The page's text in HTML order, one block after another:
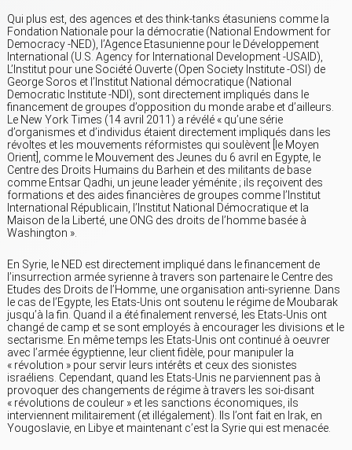
Qui plus est, des agences et des think-tanks étasuniens comme la
Fondation Nationale pour la démocratie (National Endowment for
Democracy -NED), l’Agence Etasunienne pour le Développement
International (U.S. Agency for International Development -USAID),
L’Institut pour une Société Ouverte (Open Society Institute -OSI) de
George Soros et l’Institut National démocratique (National
Democratic Institute -NDI), sont directement impliqués dans le
financement de groupes d’opposition du monde arabe et d’ailleurs.
Le New York Times (14 avril 2011) a révélé « qu’une série
d’organismes et d’individus étaient directement impliqués dans les
révoltes et les mouvements réformistes qui soulèvent [le Moyen
Orient], comme le Mouvement des Jeunes du 6 avril en Egypte, le
Centre des Droits Humains du Barhein et des militants de base
comme Entsar Qadhi, un jeune leader yéménite ; ils reçoivent des
formations et des aides financières de groupes comme l’Institut
International Républicain, l’Institut National Démocratique et la
Maison de la Liberté, une ONG des droits de l’homme basée à
Washington ».
En Syrie, le NED est directement impliqué dans le financement de
l’insurrection armée syrienne à travers son partenaire le Centre des
Etudes des Droits de l’Homme, une organisation anti-syrienne. Dans
le cas de l’Egypte, les Etats-Unis ont soutenu le régime de Moubarak
jusqu’à la fin. Quand il a été finalement renversé, les Etats-Unis ont
changé de camp et se sont employés à encourager les divisions et le
sectarisme. En même temps les Etats-Unis ont continué à oeuvrer
avec l’armée égyptienne, leur client fidèle, pour manipuler la
« révolution » pour servir leurs intérêts et ceux des sionistes
israéliens. Cependant, quand les Etats-Unis ne parviennent pas à
provoquer des changements de régime à travers les soi-disant
« révolutions de couleur » et les sanctions économiques, ils
interviennent militairement (et illégalement). Ils l’ont fait en Irak, en
Yougoslavie, en Libye et maintenant c’est la Syrie qui est menacée.